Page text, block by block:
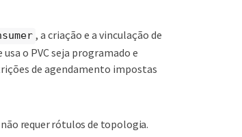
, a criação e a vinculação de
o PVC seja programado e
de agendamento impostas
requer rótulos de topologia.